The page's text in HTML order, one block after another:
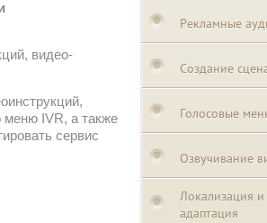
видео-
меню IVR, а также
сервис
Рекламные
Создание
Голосовые
Озвучивание
Локализация и
адаптация